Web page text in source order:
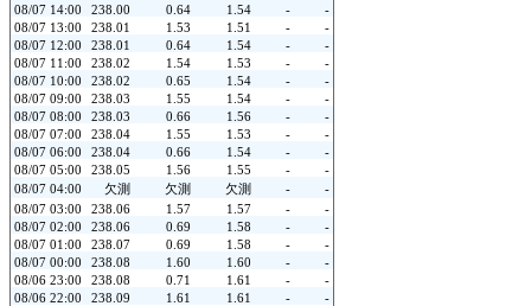
08/07 14:00
238.00 0.64 1.54 -
-
08/07 13:00
238.01 1.53 1.51 -
-
08/07 12:00
238.01 0.64 1.54 -
-
08/07 11:00
238.02 1.54 1.53 -
-
08/07 10:00
238.02 0.65 1.54 -
-
08/07 09:00
238.03 1.55 1.54 -
-
08/07 08:00
238.03 0.66 1.56 -
-
08/07 07:00
238.04 1.55 1.53 -
-
08/07 06:00
238.04 0.66 1.54 -
-
08/07 05:00
238.05 1.56 1.55 -
-
08/07 04:00
欠測 欠測 欠測 -
-
08/07 03:00
238.06 1.57 1.57 -
-
08/07 02:00
238.06 0.69 1.58 -
-
08/07 01:00
238.07 0.69 1.58 -
-
08/07 00:00
238.08 1.60 1.60 -
-
08/06 23:00
238.08 0.71 1.61 -
-
08/06 22:00
238.09 1.61 1.61 -
-